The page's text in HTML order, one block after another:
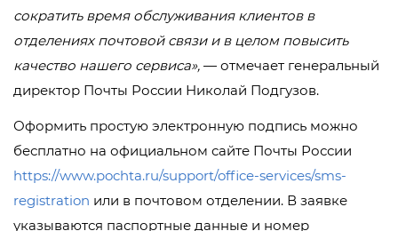
сократить время обслуживания клиентов в
отделениях почтовой связи и в целом повысить
качество нашего сервиса», — отмечает генеральный
директор Почты России Николай Подгузов.
Оформить простую электронную подпись можно
бесплатно на официальном сайте Почты России
https://www.pochta.ru/support/office-services/sms-
registration или в почтовом отделении. В заявке
указываются паспортные данные и номер